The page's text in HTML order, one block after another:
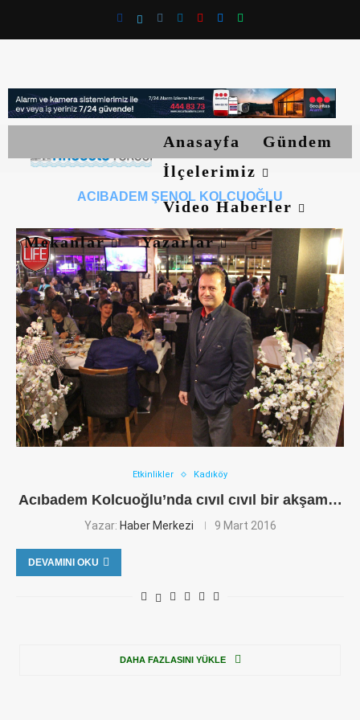
Anasayfa
Gündem
İlçelerimiz
Video Haberler
Mekanlar
Yazarlar
ACIBADEM ŞENOL KOLCUOĞLU
Etkinlikler Kadıköy
Acıbadem Kolcuoğlu’nda cıvıl cıvıl bir akşam…
Yazar: Haber Merkezi 9 Mart 2016
DEVAMINI OKU
DAHA FAZLASINI YÜKLE